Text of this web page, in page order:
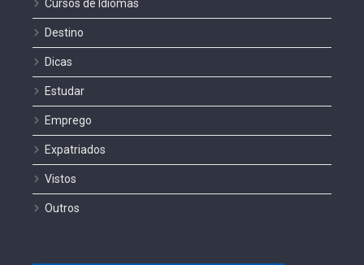
Cursos de Idiomas
Destino
Dicas
Estudar
Emprego
Expatriados
Vistos
Outros